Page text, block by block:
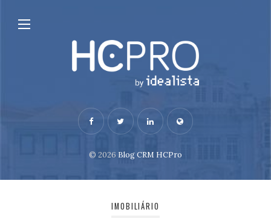
© 2026 Blog CRM HCPro
IMOBILIÁRIO